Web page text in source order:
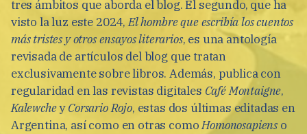
tres ámbitos que aborda el blog. El segundo, que ha
visto la luz este 2024,El hombre que escribía los cuentos
más tristes y otros ensayos literarios, es una antología
revisada de artículos del blog que tratan
exclusivamente sobre libros. Además, publica con
regularidad en las revistas digitales Café Montaigne,
KalewcheyCorsario Rojo, estas dos últimas editadas en
Argentina, así como en otras comoHomonosapiens o